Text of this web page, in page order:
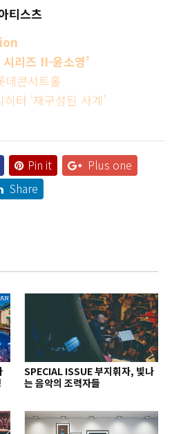
티스츠
리즈 II-윤소영’
데콘서트홀
터 ‘재구성된 사계’
Pin it
Plus one
Share
SPECIAL ISSUE 부지휘자, 빛나
는 음악의 조력자들